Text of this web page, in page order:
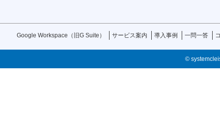
Google Workspace（旧G Suite） サービス案内 導入事例 一問一答
©